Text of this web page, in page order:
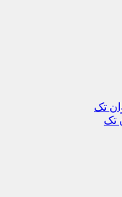
تک
تک